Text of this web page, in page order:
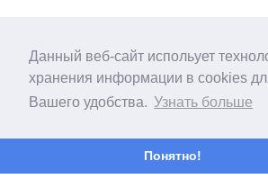
Данный веб-сайт испольует
хранения информации в cookies
Вашего удобства. Узнать больше
Понятно!